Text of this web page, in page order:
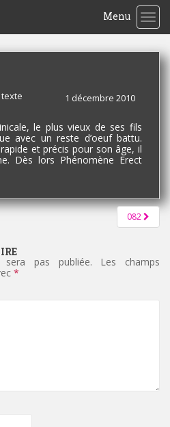
Menu
1 décembre 2010
texte
le plus vieux de ses fils
avec un reste d’oeuf battu.
et précis pour son âge, il
Dès lors Phénomène Erect
082
pas publiée.
Les champs
*